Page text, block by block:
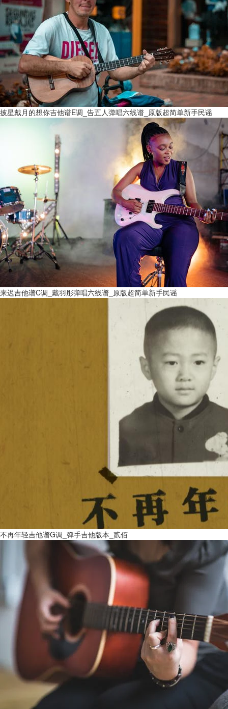
披星戴月的想你吉他谱E调_告五人弹唱六线谱_原版超简单新手民谣
来迟吉他谱C调_戴羽彤弹唱六线谱_原版超简单新手民谣
不再年轻吉他谱G调_弹手吉他版本_贰佰